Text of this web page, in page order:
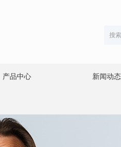
产品中心 新闻动态